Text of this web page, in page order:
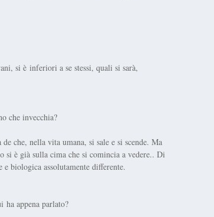
si è inferiori a se stessi, quali si sarà,
che invecchia?
che, nella vita umana, si sale e si scende. Ma
si è già sulla cima che si comincia a vedere.. Di
biologica assolutamente differente.
ha appena parlato?